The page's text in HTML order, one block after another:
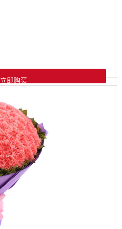
立即购买